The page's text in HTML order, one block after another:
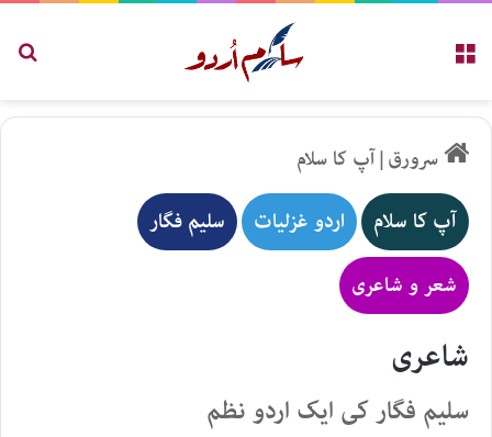
سرورق|آپ کا سلام
آپ کا سلام اردو غزلیات سلیم فگار
شعر و شاعری
شاعری
سلیم فگار کی ایک اردو نظم